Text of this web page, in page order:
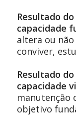
Resultado
capacidade
altera ou não
conviver,
Resultado
capacidade
manutenção
objetivo